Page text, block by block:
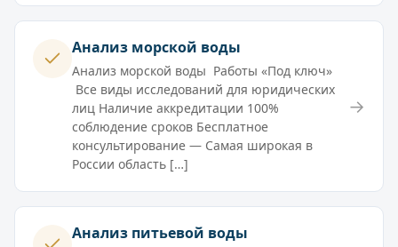
Анализ морской воды
Анализ морской воды Работы «Под ключ»
Все виды исследований для юридических
лиц Наличие аккредитации 100%
соблюдение сроков Бесплатное
консультирование — Самая широкая в
России область […]
→
Анализ питьевой воды